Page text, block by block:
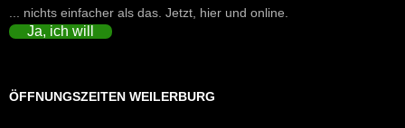
... nichts einfacher als das. Jetzt, hier und online.
Ja, ich will
ÖFFNUNGSZEITEN WEILERBURG